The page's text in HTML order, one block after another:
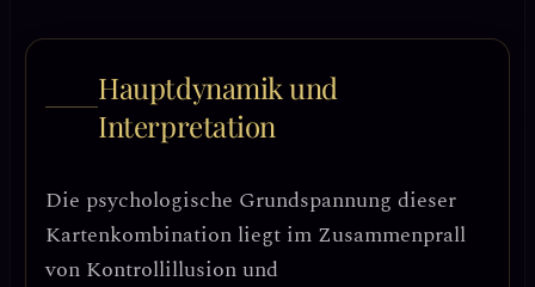
Hauptdynamik und
Interpretation
Die psychologische Grundspannung dieser
Kartenkombination liegt im Zusammenprall
von Kontrollillusion und